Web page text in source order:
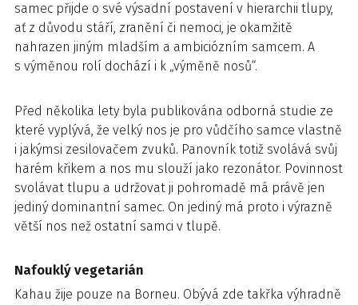
samec přijde o své výsadní postavení v hierarchii tlupy,
ať z důvodu stáří, zranění či nemoci, je okamžitě
nahrazen jiným mladším a ambiciózním samcem. A
s výměnou rolí dochází i k „výměně nosů“.
Před několika lety byla publikována odborná studie ze
které vyplývá, že velký nos je pro vůdčího samce vlastně
i jakýmsi zesilovačem zvuků. Panovník totiž svolává svůj
harém křikem a nos mu slouží jako rezonátor. Povinnost
svolávat tlupu a udržovat ji pohromadě má právě jen
jediný dominantní samec. On jediný má proto i výrazně
větší nos než ostatní samci v tlupě.
Nafouklý vegetarián
Kahau žije pouze na Borneu. Obývá zde takřka výhradně